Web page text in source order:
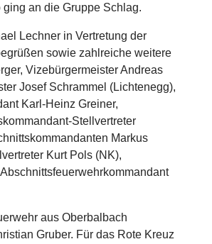
an die Gruppe Schlag.
Lechner in Vertretung der
sowie zahlreiche weitere
Vizebürgermeister Andreas
Josef Schrammel (Lichtenegg),
Karl-Heinz Greiner,
Stellvertreter
Markus
Kurt Pols (NK),
aus Oberbalbach
Gruber. Für das Rote Kreuz